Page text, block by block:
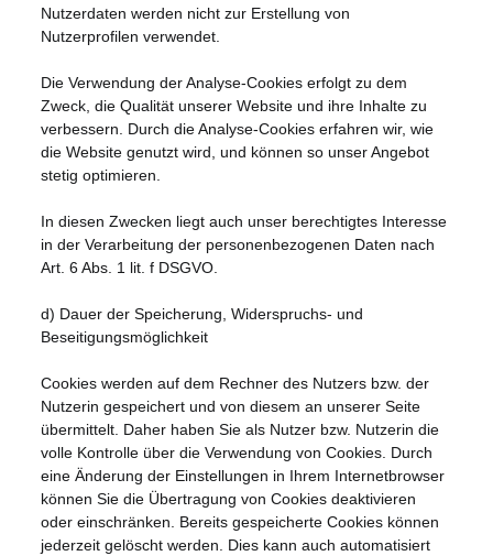
Nutzerdaten werden nicht zur Erstellung von
Nutzerprofilen verwendet.
Die Verwendung der Analyse-Cookies erfolgt zu dem
Zweck, die Qualität unserer Website und ihre Inhalte zu
verbessern. Durch die Analyse-Cookies erfahren wir, wie
die Website genutzt wird, und können so unser Angebot
stetig optimieren.
In diesen Zwecken liegt auch unser berechtigtes Interesse
in der Verarbeitung der personenbezogenen Daten nach
Art. 6 Abs. 1 lit. f DSGVO.
d) Dauer der Speicherung, Widerspruchs- und
Beseitigungsmöglichkeit
Cookies werden auf dem Rechner des Nutzers bzw. der
Nutzerin gespeichert und von diesem an unserer Seite
übermittelt. Daher haben Sie als Nutzer bzw. Nutzerin die
volle Kontrolle über die Verwendung von Cookies. Durch
eine Änderung der Einstellungen in Ihrem Internetbrowser
können Sie die Übertragung von Cookies deaktivieren
oder einschränken. Bereits gespeicherte Cookies können
jederzeit gelöscht werden. Dies kann auch automatisiert